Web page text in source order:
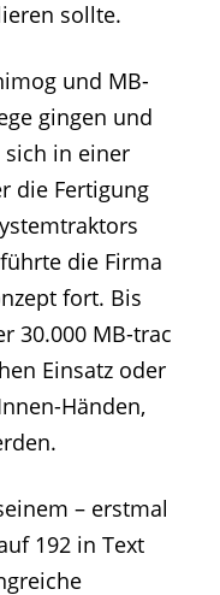
sollte.
und MB-
gingen und
in einer
die Fertigung
die Firma
fort. Bis
30.000 MB-trac
Einsatz oder
Händen,
– erstmal
192 in Text